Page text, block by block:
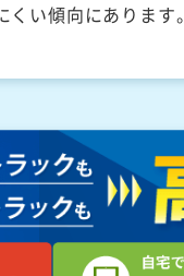
い傾向にあります。